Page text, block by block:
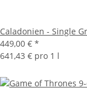
Caladonien - Single
449,00 € *
641,43 € pro 1 l